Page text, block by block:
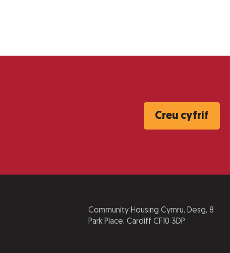
Creu cyfrif
Community Housing Cymru, Desg, 8
Park Place, Cardiff CF10 3DP